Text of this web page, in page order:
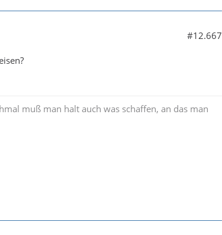
#12.667
muß man halt auch was schaffen, an das man